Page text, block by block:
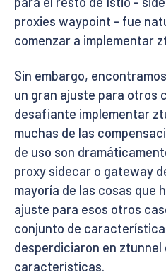
proxies waypoint - fue
comenzar a implementar
Sin embargo,
un gran ajuste para otros
desafiante implementar
muchas de las
de uso son
proxy sidecar o gateway
mayoría de las cosas que
ajuste para esos otros
conjunto de
desperdiciaron en
características.